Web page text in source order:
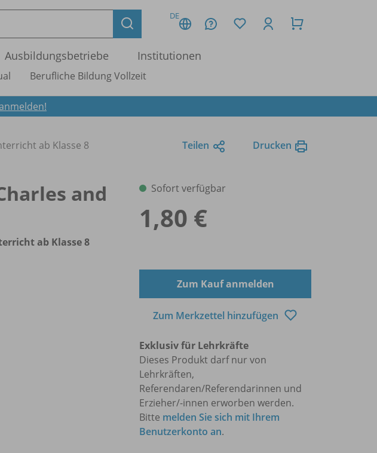
DE
Ausbildungsbetriebe Institutionen
Berufliche Bildung Vollzeit
ab Klasse 8 Teilen Drucken
and
ab Klasse 8
Sofort verfügbar
1,80 €
Zum Kauf anmelden
Zum Merkzettel hinzufügen
Exklusiv für Lehrkräfte
Dieses Produkt darf nur von
Lehrkräften,
Referendaren/Referendarinnen und
Erzieher/-innen erworben werden.
Bitte melden Sie sich mit Ihrem
Benutzerkonto an.